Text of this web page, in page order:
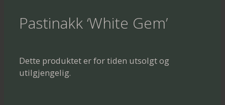
Pastinakk ‘White Gem’
Dette produktet er for tiden utsolgt og
utilgjengelig.